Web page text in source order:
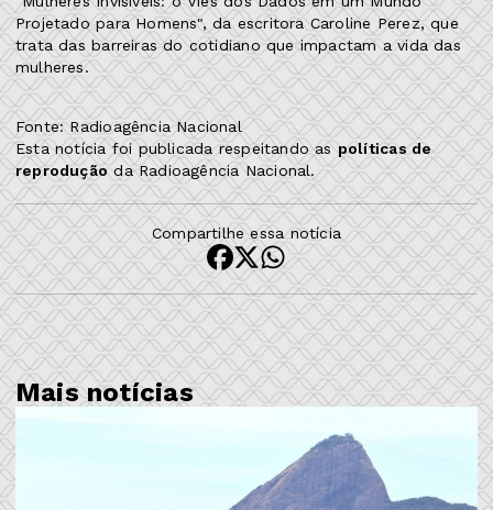
Projetado para Homens", da escritora Caroline Perez, que
trata das barreiras do cotidiano que impactam a vida das
mulheres.
Fonte: Radioagência Nacional
Esta notícia foi publicada respeitando as políticas de
reprodução da Radioagência Nacional.
Compartilhe essa notícia
Mais notícias